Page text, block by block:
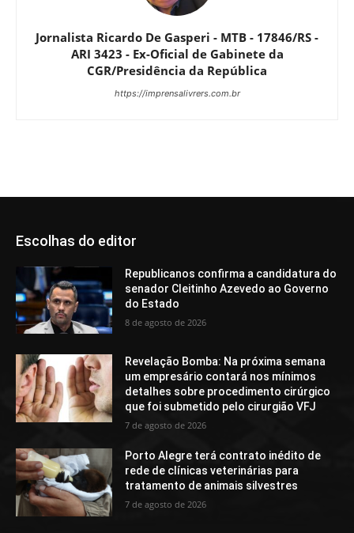
Jornalista Ricardo De Gasperi - MTB - 17846/RS -
ARI 3423 - Ex-Oficial de Gabinete da
CGR/Presidência da República
https://imprensalivrers.com.br
Escolhas do editor
Republicanos confirma a candidatura do
senador Cleitinho Azevedo ao Governo
do Estado
8 de agosto de 2026
Revelação Bomba: Na próxima semana
um empresário contará nos mínimos
detalhes sobre procedimento cirúrgico
que foi submetido pelo cirurgião VFJ
7 de agosto de 2026
Porto Alegre terá contrato inédito de
rede de clínicas veterinárias para
tratamento de animais silvestres
7 de agosto de 2026